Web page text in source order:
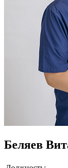
Беляев